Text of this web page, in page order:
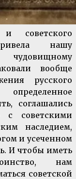
советского
нашу
чудовищному
вообще
русского
соглашались
с советскими
наследием,
и усеченном
И чтобы иметь
нам
советской